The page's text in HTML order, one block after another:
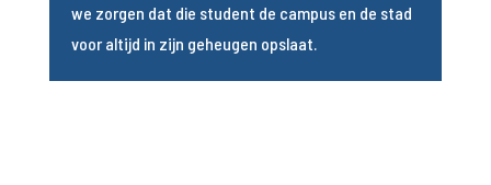
we zorgen dat die student de campus en de stad
voor altijd in zijn geheugen opslaat.